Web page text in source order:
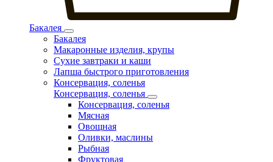
Бакалея
Бакалея
Макаронные изделия, крупы
Сухие завтраки и каши
Лапша быстрого приготовления
Консервация, соленья
Консервация, соленья
Консервация, соленья
Мясная
Овощная
Оливки, маслины
Рыбная
Фруктовая